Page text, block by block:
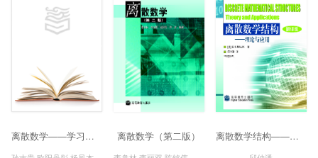
离散数学——学习指导与习题解答 离散数学（第二版） 离散数学结构——理论与应用(翻译版)